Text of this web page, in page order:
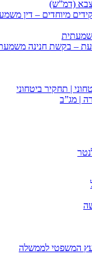
(דמ”ש)
מיוחדים – דין
– בקשת חנינה
| תחקיר ביטחוני
| מג”ב
המשפטי לממשלה